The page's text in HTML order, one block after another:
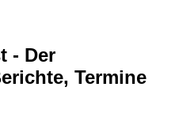
- Der
Termine